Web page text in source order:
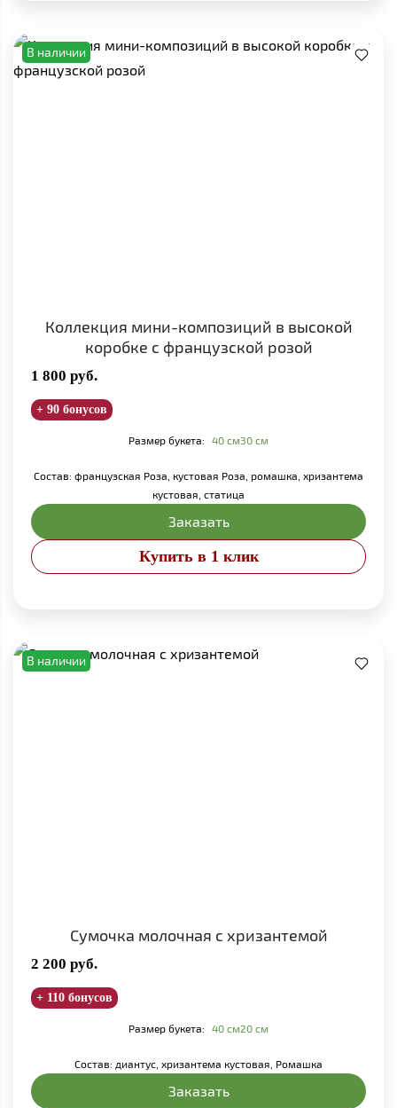
В наличии
Коллекция мини-композиций в высокой
коробке с французской розой
1 800 руб.
+ 90 бонусов
Размер букета: 40 см30 см
Состав: французская Роза, кустовая Роза, ромашка, хризантема
кустовая, статица
Заказать
Купить в 1 клик
В наличии
Сумочка молочная с хризантемой
2 200 руб.
+ 110 бонусов
Размер букета: 40 см20 см
Состав: диантус, хризантема кустовая, Ромашка
Заказать